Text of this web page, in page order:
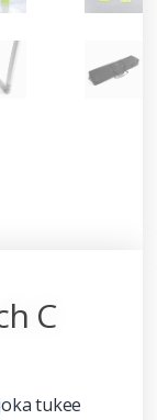
C
tukee